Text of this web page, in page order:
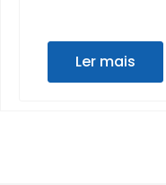
Ler mais